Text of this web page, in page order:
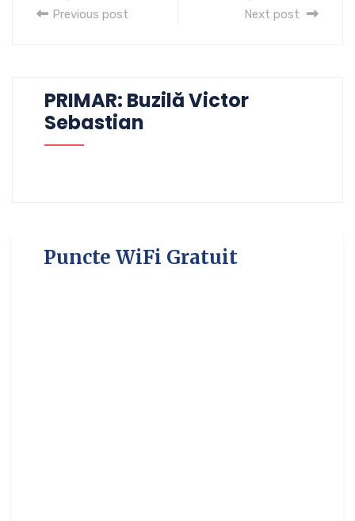
Previous post Next post
PRIMAR: Buzilă Victor
Sebastian
Puncte WiFi Gratuit